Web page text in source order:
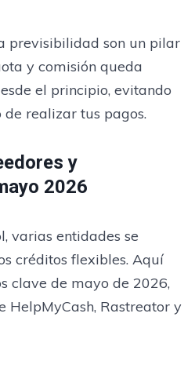
previsibilidad son un pilar
y comisión queda
el principio, evitando
realizar tus pagos.
y
2026
varias entidades se
créditos flexibles. Aquí
clave de mayo de 2026,
HelpMyCash, Rastreator y